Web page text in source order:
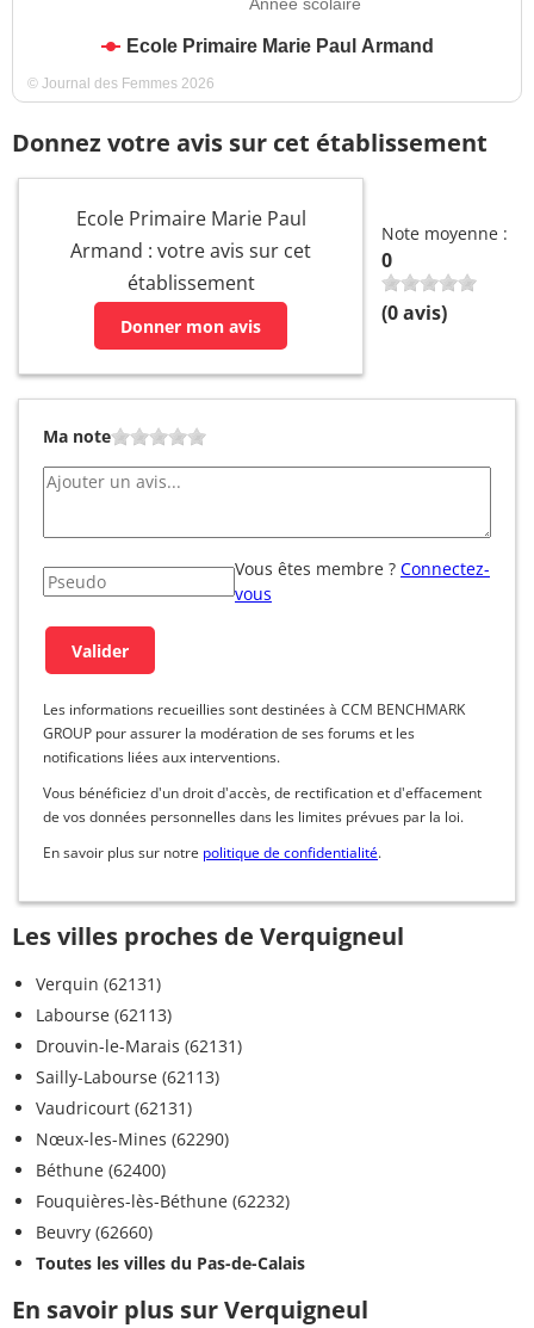
Année scolaire
Ecole Primaire Marie Paul Armand
© Journal des Femmes 2026
Donnez votre avis sur cet établissement
Ecole Primaire Marie Paul
Armand : votre avis sur cet
établissement
Donner mon avis
Note moyenne :
0
(0avis)
Ma note
Vous êtes membre ? Connectez-
vous
Les informations recueillies sont destinées à CCM BENCHMARK
GROUP pour assurer la modération de ses forums et les
notifications liées aux interventions.
Vous bénéficiez d'un droit d'accès, de rectification et d'effacement
de vos données personnelles dans les limites prévues par la loi.
En savoir plus sur notre politique de confidentialité.
Les villes proches de Verquigneul
Verquin (62131)
Labourse (62113)
Drouvin-le-Marais (62131)
Sailly-Labourse (62113)
Vaudricourt (62131)
Nœux-les-Mines (62290)
Béthune (62400)
Fouquières-lès-Béthune (62232)
Beuvry (62660)
Toutes les villes du Pas-de-Calais
En savoir plus sur Verquigneul